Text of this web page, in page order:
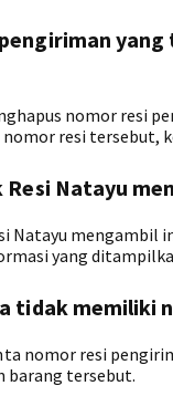
nomor resi
resi tersebut,
Resi Natayu
Natayu
yang
tidak memiliki
nomor resi
barang tersebut.